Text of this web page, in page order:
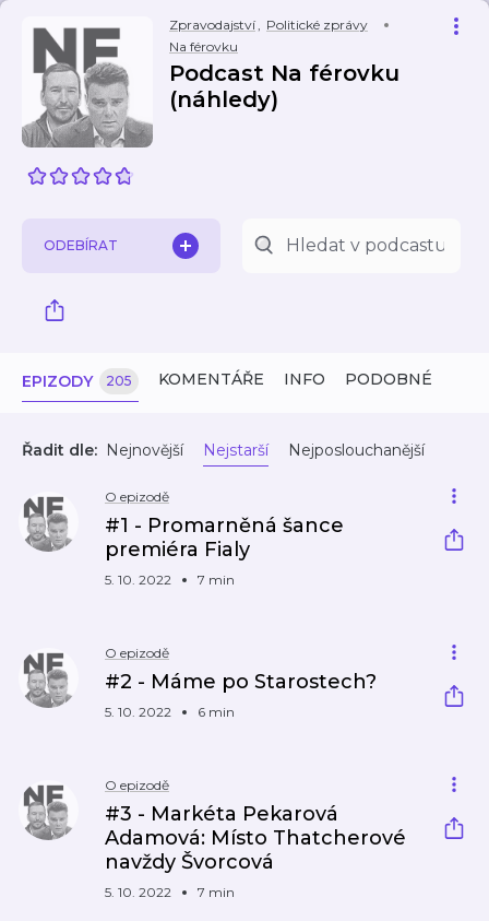
Zpravodajství, Politické zprávy
Na férovku
Podcast Na férovku
(náhledy)
ODEBÍRAT
EPIZODY 205 KOMENTÁŘE INFO PODOBNÉ
Řadit dle: Nejnovější Nejstarší Nejposlouchanější
O epizodě
#1 - Promarněná šance
premiéra Fialy
5. 10. 2022 7 min
O epizodě
#2 - Máme po Starostech?
5. 10. 2022 6 min
O epizodě
#3 - Markéta Pekarová
Adamová: Místo Thatcherové
navždy Švorcová
5. 10. 2022 7 min